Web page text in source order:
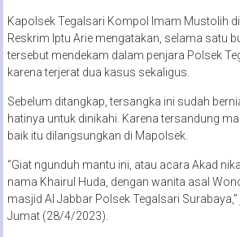
Kapolsek Tegalsari Kompol Imam Mustolih
Reskrim Iptu Arie mengatakan, selama satu
tersebut mendekam dalam penjara Polsek
karena terjerat dua kasus sekaligus.
Sebelum ditangkap, tersangka ini sudah
hatinya untuk dinikahi. Karena tersandung
baik itu dilangsungkan di Mapolsek.
“Giat ngunduh mantu ini, atau acara Akad
nama Khairul Huda, dengan wanita asal
masjid Al Jabbar Polsek Tegalsari
Jumat (28/4/2023).